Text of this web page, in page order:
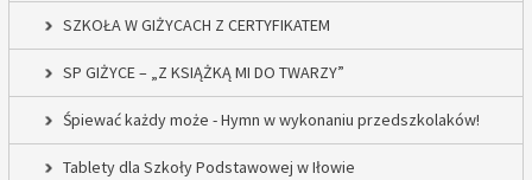
SZKOŁA W GIŻYCACH Z CERTYFIKATEM
SP GIŻYCE – „Z KSIĄŻKĄ MI DO TWARZY”
Śpiewać każdy może - Hymn w wykonaniu przedszkolaków!
Tablety dla Szkoły Podstawowej w Iłowie